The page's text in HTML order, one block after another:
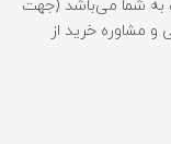
به شما می‌باشد (جهت
و مشاوره خرید از